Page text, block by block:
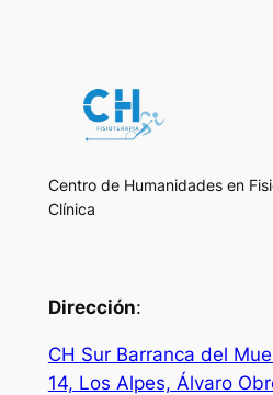
Centro de Humanidades en
Clínica
Dirección:
CH Sur Barranca del
14, Los Alpes, Álvaro